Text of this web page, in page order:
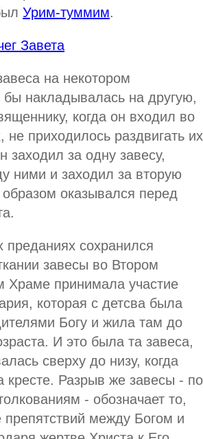
Урим-туммим.
Завета
на некотором
бы накладывалась на другую,
когда он входил во
не приходилось раздвигать их
заходил за одну завесу,
ними и заходил за вторую
оказывался перед
преданиях сохранился
завесы во Втором
Храме принимала участие
которая с детсва была
Богу и жила там до
И это была та завеса,
сверху до низу, когда
Разрыв же завесы - по
- обозначает то,
препятствий между Богом и